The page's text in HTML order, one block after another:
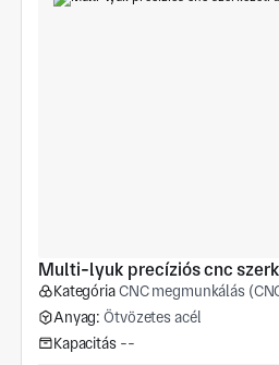
Multi-lyuk precíziós cnc
KategóriaCNC megmunkálás
Anyag: Ötvözetes acél
Kapacitás --